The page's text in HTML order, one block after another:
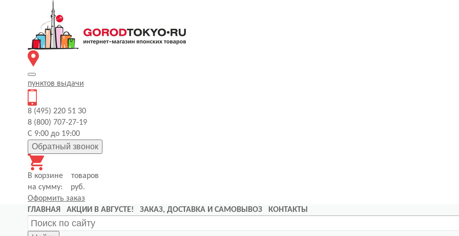
пунктов выдачи
8 (495) 220 51 30
8 (800) 707-27-19
С 9:00 до 19:00
Обратный звонок
В корзине
товаров
на сумму:
руб.
Оформить заказ
ГЛАВНАЯ
АКЦИИ В АВГУСТЕ! ЗАКАЗ, ДОСТАВКА И САМОВЫВОЗ КОНТАКТЫ